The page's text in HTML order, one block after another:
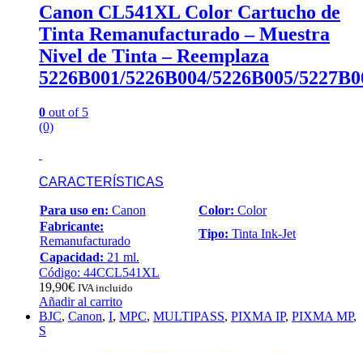
Canon CL541XL Color Cartucho de
Tinta Remanufacturado – Muestra
Nivel de Tinta – Reemplaza
5226B001/5226B004/5226B005/
0 out of 5
(0)
CARACTERÍSTICAS
Para uso en: Canon Color: Color
Fabricante:
Remanufacturado
Tipo: Tinta Ink-Jet
Capacidad: 21 ml.
Código: 44CCL541XL
19,90€ IVA incluido
Añadir al carrito
BJC, Canon, I, MPC, MULTIPASS, PIXMA IP, PIXMA MP,
S